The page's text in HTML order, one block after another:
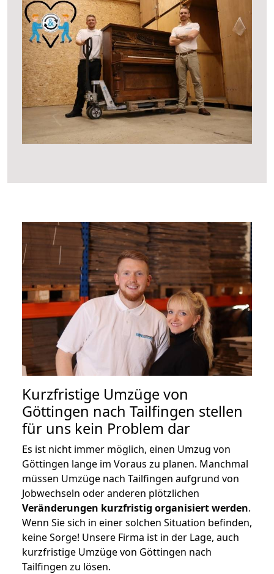
Kurzfristige Umzüge von
Göttingen nach Tailfingen stellen
für uns kein Problem dar
Es ist nicht immer möglich, einen Umzug von
Göttingen lange im Voraus zu planen. Manchmal
müssen Umzüge nach Tailfingen aufgrund von
Jobwechseln oder anderen plötzlichen
Veränderungen kurzfristig organisiert werden.
Wenn Sie sich in einer solchen Situation befinden,
keine Sorge! Unsere Firma ist in der Lage, auch
kurzfristige Umzüge von Göttingen nach
Tailfingen zu lösen.